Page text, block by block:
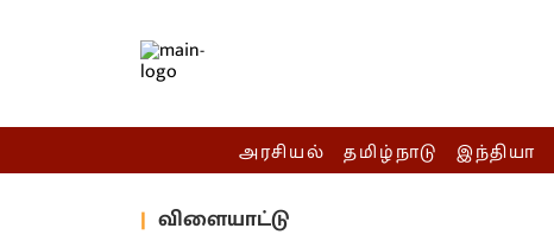
அரசியல் தமிழ்நாடு இந்தியா
விளையாட்டு